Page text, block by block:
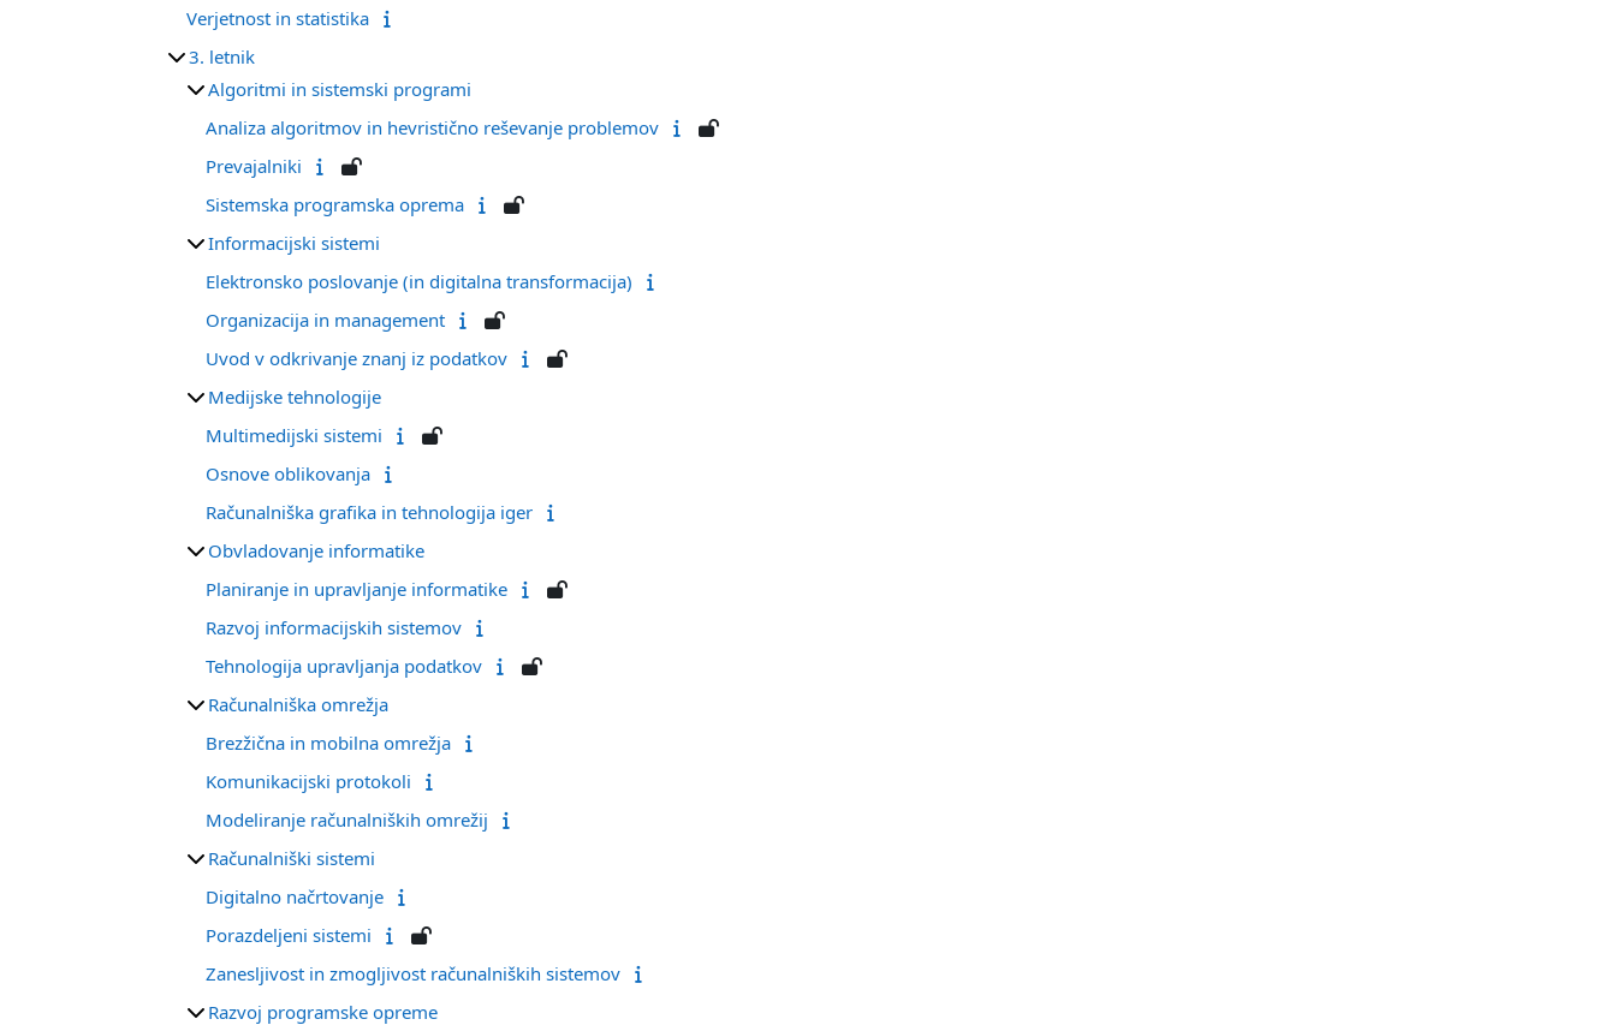
Verjetnost in statistika
3. letnik
Algoritmi in sistemski programi
Analiza algoritmov in hevristično reševanje problemov
Prevajalniki
Sistemska programska oprema
Informacijski sistemi
Elektronsko poslovanje (in digitalna transformacija)
Organizacija in management
Uvod v odkrivanje znanj iz podatkov
Medijske tehnologije
Multimedijski sistemi
Osnove oblikovanja
Računalniška grafika in tehnologija iger
Obvladovanje informatike
Planiranje in upravljanje informatike
Razvoj informacijskih sistemov
Tehnologija upravljanja podatkov
Računalniška omrežja
Brezžična in mobilna omrežja
Komunikacijski protokoli
Modeliranje računalniških omrežij
Računalniški sistemi
Digitalno načrtovanje
Porazdeljeni sistemi
Zanesljivost in zmogljivost računalniških sistemov
Razvoj programske opreme